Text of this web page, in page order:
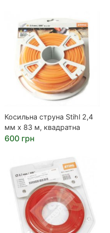
Косильна струна Stihl 2,4
мм х 83 м, квадратна
600 грн